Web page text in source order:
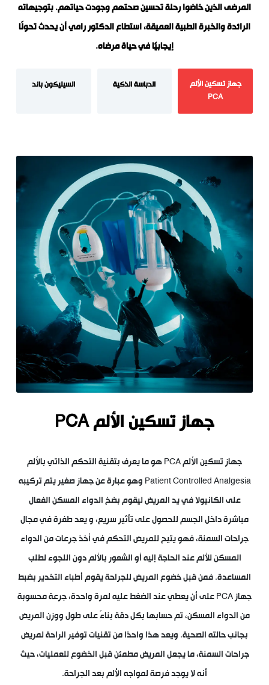
المرضى الذين خاضوا رحلة تحسين صحتهم وجودت حياتهم. بتوجيهاته
الرائدة والخبرة الطبية العميقة، استطاع الدكتور رامي أن يحدث تحولًا
إيجابيًا في حياة مرضاه.
جهاز تسكين الألم
PCA
الدباسة الذكية السيليكون باند
جهاز تسكين الألم PCA
جهاز تسكين الألم PCA هو ما يعرف بتقنية التحكم الذاتي بالألم
Patient Controlled Analgesia وهو عبارة عن جهاز صغير يتم تركيبه
على الكانيولا في يد المريض ليقوم بضخ الدواء المسكن الفعال
مباشرة داخل الجسم للحصول على تأثير سريع، و يعد طفرة في مجال
جراحات السمنة، فهو يتيح للمريض التحكم في أخذ جرعات من الدواء
المسكن للألم عند الحاجة إليه أو الشعور بالألم دون اللجوء لطلب
المساعدة. فمن قبل خضوع المريض للجراحة يقوم أطباء التخدير بضبط
جهاز PCA على أن يعطي عند الضغط عليه لمرة واحدة، جرعة محسوبة
من الدواء المسكن، تم حسابها بكل دقة بناءً على طول ووزن المريض
بجانب حالته الصحية. ويعد هذا واحدًا من تقنيات توفير الراحة لمريض
جراحات السمنة، ما يجعل المريض مطمئن قبل الخضوع للعمليات، حيث
أنه لا يوجد فرصة لمواجه الألم بعد الجراحة.